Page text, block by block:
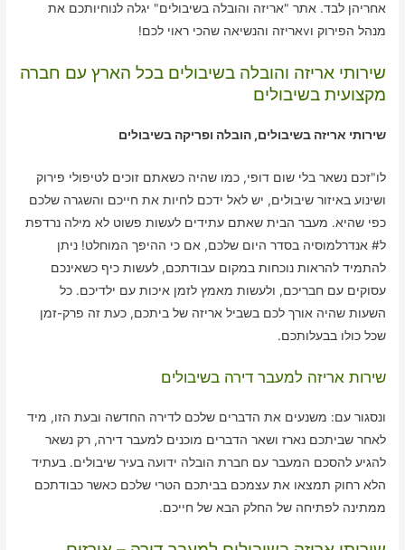
אחריהן לבד. אתר "אריזה והובלה בשיבולים" יגלה לנוחיותכם את
מנהל הפירוק וvאריזה והנשיאה שהכי ראוי לכם!
שירותי אריזה והובלה בשיבולים בכל הארץ עם חברה
מקצועית בשיבולים
שירותי אריזה בשיבולים, הובלה ופריקה בשיבולים
לו"זכם נשאר בלי שום דופי, כמו שהיה כשאתם זוכים לטיפולי פירוק
ושינוע באיזור שיבולים, יש לאל ידכם לחיות את חייכם והשגרה שלכם
כפי שהיא. מעבר הבית שאתם עתידים לעשות פשוט לא מילה נרדפת
ל# אנדרלמוסיה בסדר היום שלכם, אם כי ההיפך המוחלט! ניתן
להתמיד להראות נוכחות במקום עבודתכם, לעשות כיף כשאינכם
עסוקים עם חבריכם, ולעשות מאמץ לזמן איכות עם ילדיכם. כל
השעות שהיה אורך לכם בשביל אריזה של ביתכם, כעת זה פרק-זמן
שכל כולו בבעלותכם.
שירות אריזה למעבר דירה בשיבולים
ונסגור עם: משנעים את הדברים שלכם לדירה החדשה ובעת הזו, מיד
לאחר שביתכם נארז ושאר הדברים מוכנים למעבר דירה, רק נשאר
להגיע להסכם המעבר עם חברת הובלה ידועה בעיר שיבולים. בעתיד
הלא רחוק תמצאו את עצמכם בביתכם הטרי שלכם כאשר כבודתכם
ממתינה לפתיחה של החלק הבא של חייכם.